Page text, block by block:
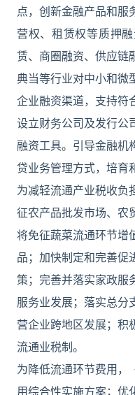
点，创新金融产品和服
营权、租赁权等质押
赁、商圈融资、供应链
典当等行业对中小和微
企业融资渠道，支持符
设立财务公司及发行公
融资工具。引导金融机
贷业务管理方式，培育
为减轻流通产业税收负
征农产品批发市场、农
将免征蔬菜流通环节增
品；加快制定和完善促
策；完善并落实家政服
服务业发展；落实总分
营企业跨地区发展；积
流通业税制。
为降低流通环节费用，
用综合性实施方案；优